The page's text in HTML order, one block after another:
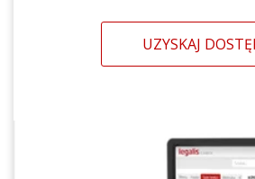
UZYSKAJ